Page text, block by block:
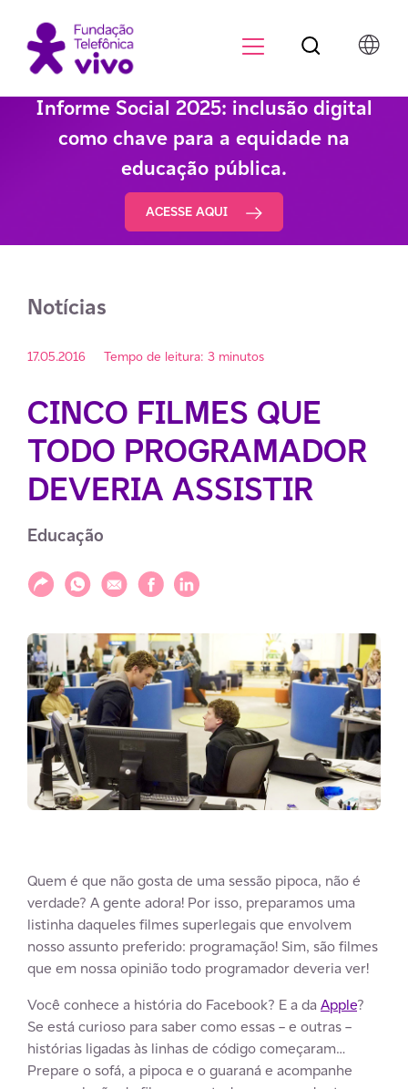
Informe Social 2025: inclusão digital
como chave para a equidade na
educação pública.
ACESSE AQUI
Notícias
17.05.2016 Tempo de leitura: 3 minutos
CINCO FILMES QUE
TODO PROGRAMADOR
DEVERIA ASSISTIR
Educação
Compartilhar
Compartilhar via WhatsApp
Compartilhar via E-mail
Compartilhar via Facebook
Compartilhar via LinkedIn
Quem é que não gosta de uma sessão pipoca, não é
verdade? A gente adora! Por isso, preparamos uma
listinha daqueles filmes superlegais que envolvem
nosso assunto preferido: programação! Sim, são filmes
que em nossa opinião todo programador deveria ver!
Você conhece a história do Facebook? E a da Apple?
Se está curioso para saber como essas – e outras –
histórias ligadas às linhas de código começaram…
Prepare o sofá, a pipoca e o guaraná e acompanhe
Botão de